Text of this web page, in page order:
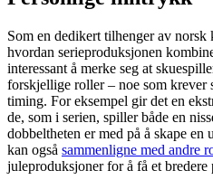
Som en dedikert tilhenger av
hvordan serieproduksjonen
interessant å merke seg at
forskjellige roller – noe som
timing. For eksempel gir det en
de, som i serien, spiller både en
dobbeltheten er med på å skape
kan også sammenligne med andre
juleproduksjoner for å få et bredere